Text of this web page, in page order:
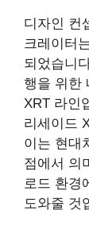
디자인 컨
크레이터
되었습니
행을 위한
XRT 라인
리세이드
이는 현대
점에서 의
로드 환경
도와줄 것